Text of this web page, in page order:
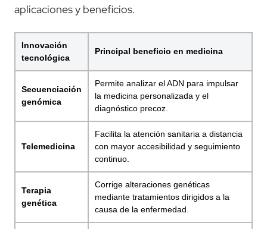
aplicaciones y beneficios.
Innovación
tecnológica
Principal beneficio en medicina
Secuenciación
genómica
Permite analizar el ADN para impulsar
la medicina personalizada y el
diagnóstico precoz.
Telemedicina
Facilita la atención sanitaria a distancia
con mayor accesibilidad y seguimiento
continuo.
Terapia
genética
Corrige alteraciones genéticas
mediante tratamientos dirigidos a la
causa de la enfermedad.